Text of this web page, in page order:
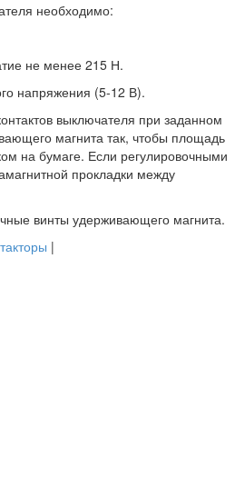
необходимо:
не менее 215 Н.
напряжения (5-12 В).
выключателя при заданном
магнита так, чтобы площадь
на бумаге. Если регулировочными
прокладки между
винты удерживающего магнита.
|